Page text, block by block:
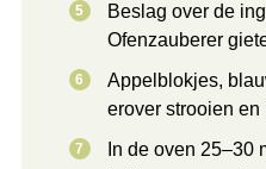
Beslag over de
Ofenzauberer
Appelblokjes,
erover strooien
In de oven 25–30